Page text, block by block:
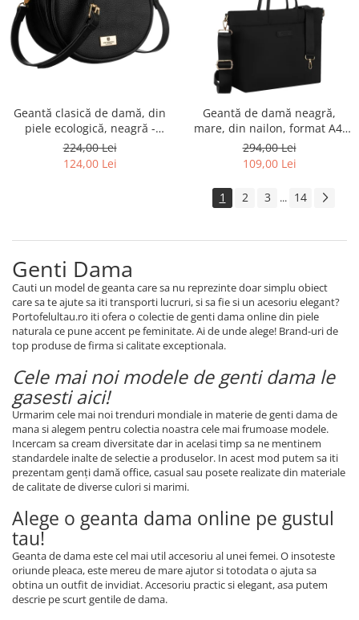
Geantă clasică de damă, din
piele ecologică, neagră -
Peterson PTR-PTN TOR-ALE-
24-5142
224,00 Lei
124,00 Lei
Geantă de damă neagră,
mare, din nailon, format A4,
se închide cu o clemă
magnetică - Peterson PTR-PTN
294,00 Lei
109,00 Lei
1 2 3 ... 14
Genti Dama
Cauti un model de geanta care sa nu reprezinte doar simplu obiect
care sa te ajute sa iti transporti lucruri, si sa fie si un acesoriu elegant?
Portofelultau.ro iti ofera o colectie de genti dama online din piele
naturala ce pune accent pe feminitate. Ai de unde alege! Brand-uri de
top produse de firma si calitate exceptionala.
Cele mai noi modele de genti dama le
gasesti aici!
Urmarim cele mai noi trenduri mondiale in materie de genti damade
mana si alegem pentru colectia noastra cele mai frumoase modele.
Incercam sa cream diversitate dar in acelasi timp sa ne mentinem
standardele inalte de selectie a produselor. In acest mod putem sa iti
prezentam genţi damăoffice, casual sau posete realizate din materiale
de calitate de diverse culori si marimi.
Alege o geanta dama online pe gustul
tau!
Geanta de dama este cel mai util accesoriu al unei femei. O insoteste
oriunde pleaca, este mereu de mare ajutor si totodata o ajuta sa
obtina un outfit de invidiat. Accesoriu practic si elegant, asa putem
descrie pe scurt gentile de dama.